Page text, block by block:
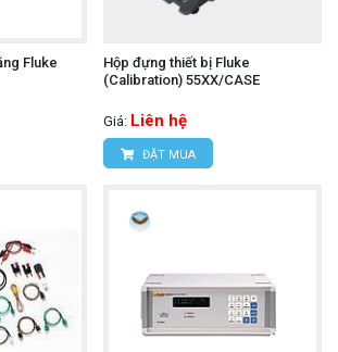
Fluke
Hộp đựng thiết bị Fluke
(Calibration) 55XX/CASE
Giá: Liên hệ
ĐẶT MUA